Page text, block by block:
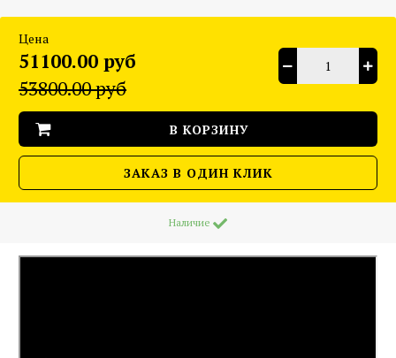
Цена
51100.00 руб
53800.00 руб
В КОРЗИНУ
ЗАКАЗ В ОДИН КЛИК
Наличие